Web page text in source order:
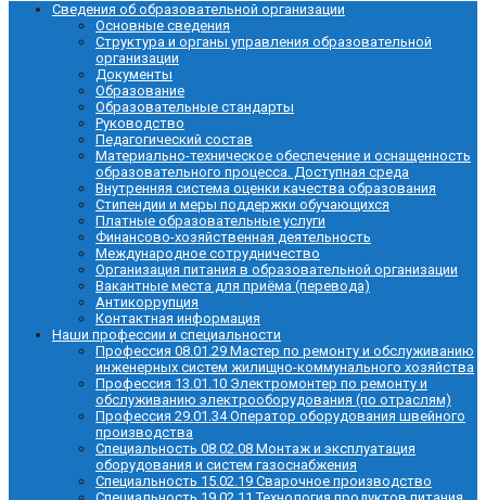
Сведения об образовательной организации
Основные сведения
Структура и органы управления образовательной
организации
Документы
Образование
Образовательные стандарты
Руководство
Педагогический состав
Материально-техническое обеспечение и оснащенность
образовательного процесса. Доступная среда
Внутренняя система оценки качества образования
Стипендии и меры поддержки обучающихся
Платные образовательные услуги
Финансово-хозяйственная деятельность
Международное сотрудничество
Организация питания в образовательной организации
Вакантные места для приёма (перевода)
Антикоррупция
Контактная информация
Наши профессии и специальности
Профессия 08.01.29 Мастер по ремонту и обслуживанию
инженерных систем жилищно-коммунального хозяйства
Профессия 13.01.10 Электромонтер по ремонту и
обслуживанию электрооборудования (по отраслям)
Профессия 29.01.34 Оператор оборудования швейного
производства
Специальность 08.02.08 Монтаж и эксплуатация
оборудования и систем газоснабжения
Специальность 15.02.19 Сварочное производство